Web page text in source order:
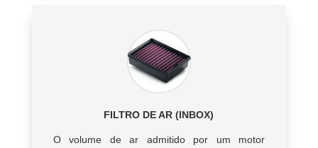
FILTRO DE AR (INBOX)
O volume de ar admitido por um motor